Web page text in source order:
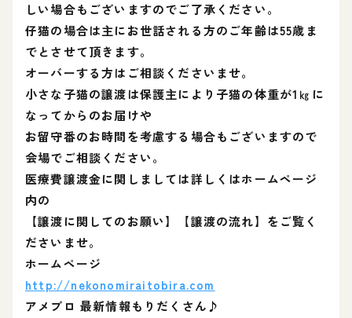
しい場合もございますのでご了承ください。
仔猫の場合は主にお世話される方のご年齢は55歳ま
でとさせて頂きます。
オーバーする方はご相談くださいませ。
小さな子猫の譲渡は保護主により子猫の体重が1㎏に
なってからのお届けや
お留守番のお時間を考慮する場合もございますので
会場でご相談ください。
医療費譲渡金に関しましては詳しくはホームページ
内の
【譲渡に関してのお願い】【譲渡の流れ】をご覧く
ださいませ。
ホームページ
http://nekonomiraitobira.com
アメブロ 最新情報もりだくさん♪